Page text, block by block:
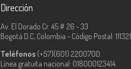
Dirección
Av. El Dorado Cr. 45 # 26 - 33
Bogotá D.C, Colombia - Código Postal: 111321
Teléfonos (+57)(601) 2200700.
Línea gratuita nacional: 018000123414.